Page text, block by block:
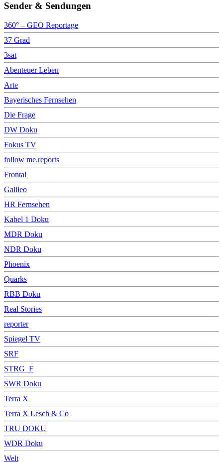
Sender & Sendungen
360° – GEO Reportage
37 Grad
3sat
Abenteuer Leben
Arte
Bayerisches Fernsehen
Die Frage
DW Doku
Fokus TV
follow me.reports
Frontal
Galileo
HR Fernsehen
Kabel 1 Doku
MDR Doku
NDR Doku
Phoenix
Quarks
RBB Doku
Real Stories
reporter
Spiegel TV
SRF
STRG_F
SWR Doku
Terra X
Terra X Lesch & Co
TRU DOKU
WDR Doku
Welt